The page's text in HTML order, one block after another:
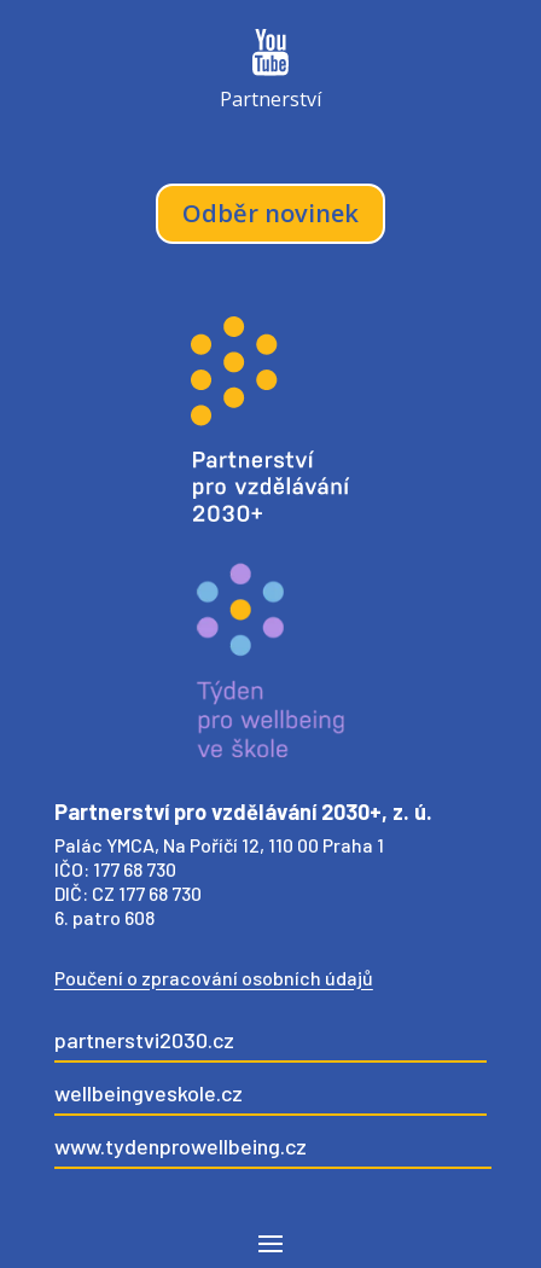
Partnerství
Odběr novinek
Partnerství pro vzdělávání 2030+, z. ú.
Palác YMCA, Na Poříčí 12, 110 00 Praha 1
IČO: 177 68 730
DIČ: CZ 177 68 730
6. patro 608
Poučení o zpracování osobních údajů
partnerstvi2030.cz
wellbeingveskole.cz
www.tydenprowellbeing.cz